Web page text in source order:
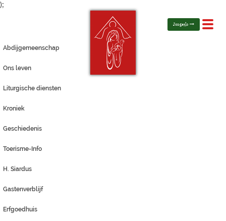
);
Toggle
Jongerlo
Abdijgemeenschap
Ons leven
Liturgische diensten
Kroniek
Geschiedenis
Toerisme-Info
H. Siardus
Gastenverblijf
Erfgoedhuis